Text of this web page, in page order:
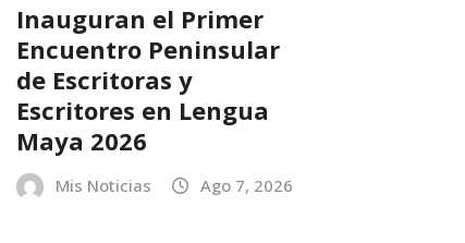
Inauguran el Primer
Encuentro Peninsular
de Escritoras y
Escritores en Lengua
Maya 2026
Mis Noticias Ago 7, 2026